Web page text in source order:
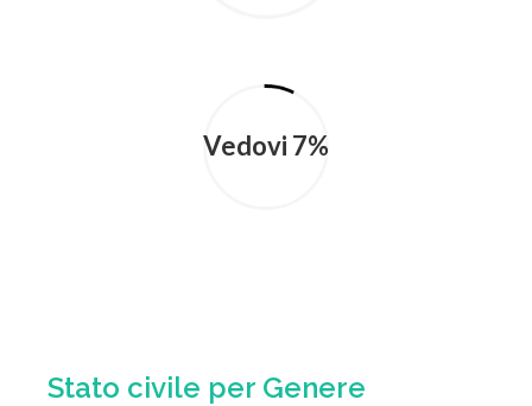
Vedovi 7%
Stato civile per Genere